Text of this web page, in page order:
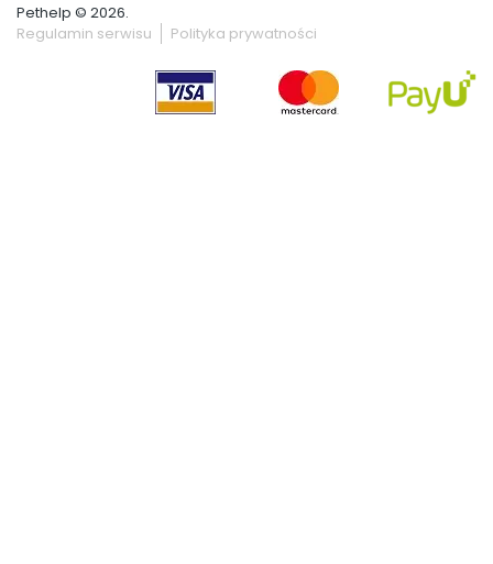
Pethelp © 2026.
Regulamin serwisu
Polityka prywatności